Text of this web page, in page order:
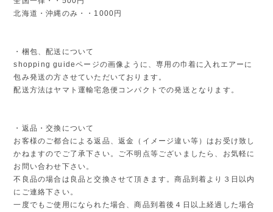
北海道・沖縄のみ・・1000円
・梱包、配送について
shopping guideページの画像ように、専用の巾着に入れエアーに
包み発送の方させていただいております。
配送方法はヤマト運輸宅急便コンパクトでの発送となります。
・返品・交換について
お客様のご都合による返品、返金（イメージ違い等）はお受け致し
かねますのでご了承下さい。ご不明点等ございましたら、お気軽に
お問い合わせ下さい。
不良品の場合は良品と交換させて頂きます。商品到着より３日以内
にご連絡下さい。
一度でもご使用になられた場合、商品到着後４日以上経過した場合